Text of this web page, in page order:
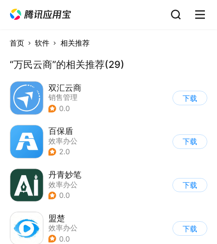
首页 软件 相关推荐
“万民云商”的相关推荐(29)
双汇云商
销售管理
0.0
下载
百保盾
效率办公
2.0
下载
丹青妙笔
效率办公
0.0
下载
盟楚
效率办公
0.0
下载